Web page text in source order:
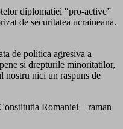
diplomatiei “pro-active”
de securitatea ucraineana.
de politica agresiva a
si drepturile minoritatilor,
nostru nici un raspuns de
Romaniei – raman